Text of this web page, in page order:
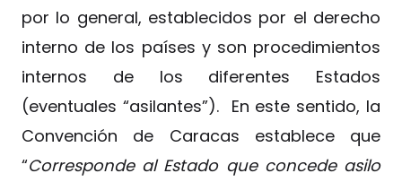
por lo general, establecidos por el derecho
interno de los países y son procedimientos
internos de los diferentes Estados
(eventuales “asilantes”). En este sentido, la
Convención de Caracas establece que
“Corresponde al Estado que concede asilo